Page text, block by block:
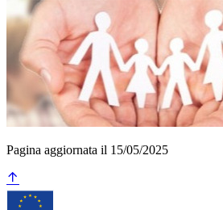
Pagina aggiornata il 15/05/2025